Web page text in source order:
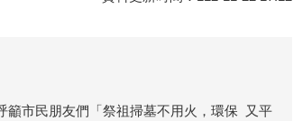
籲市民朋友們「祭祖掃墓不用火，環保 又平